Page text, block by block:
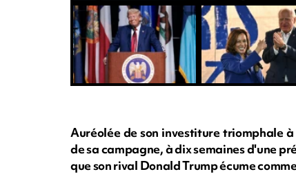
Auréolée de son investiture triomphale
de sa campagne, à dix semaines d'une
que son rival Donald Trump écume